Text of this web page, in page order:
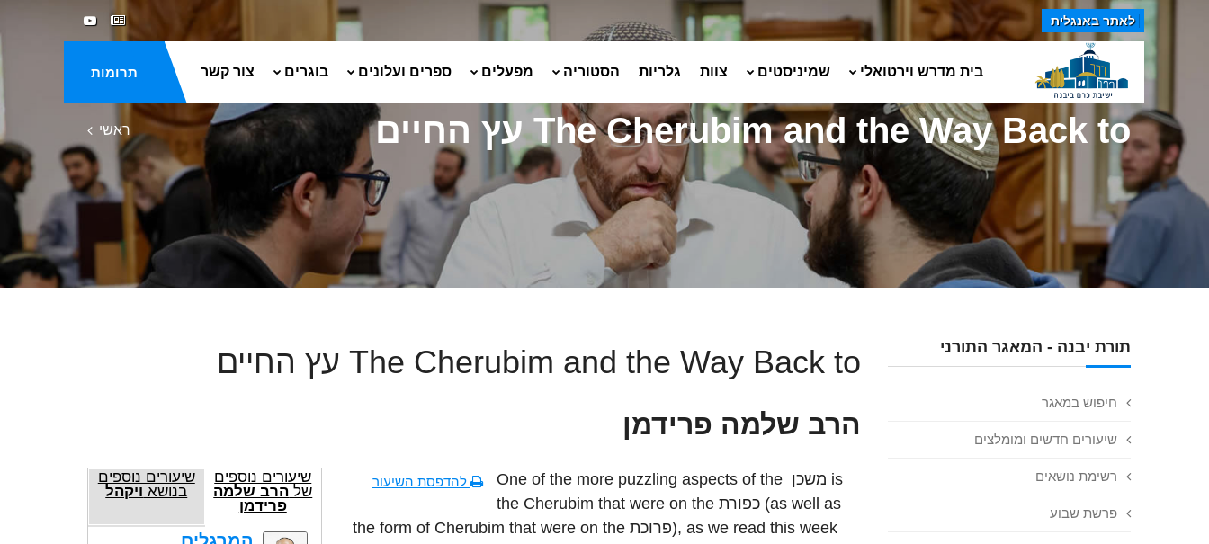
לאתר באנגלית
תרומות בית מדרש וירטואלי שמיניסטים צוות גלריות הסטוריה מפעלים ספרים ועלונים בוגרים צור קשר
The Cherubim and the Way Back to עץ החיים ראשי
תורת יבנה - המאגר התורני
חיפוש במאגר
שיעורים חדשים ומומלצים
רשימת נושאים
פרשת שבוע
The Cherubim and the Way Back to עץ החיים
הרב שלמה פרידמן
להדפסת השיעור
One of the more puzzling aspects of the משכן is
the Cherubim that were on the כפורת (as well as
the form of Cherubim that were on the פרוכת), as we read this week
שיעורים נוספים
של הרב שלמה
פרידמן
שיעורים נוספים
בנושא ויקהל